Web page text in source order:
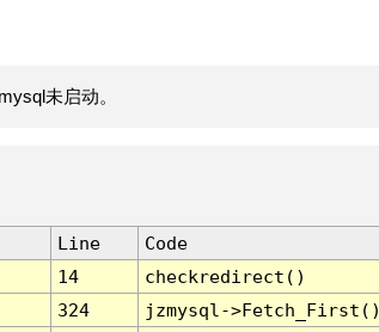
未启动。
Line
Code
14
checkredirect()
324
jzmysql-